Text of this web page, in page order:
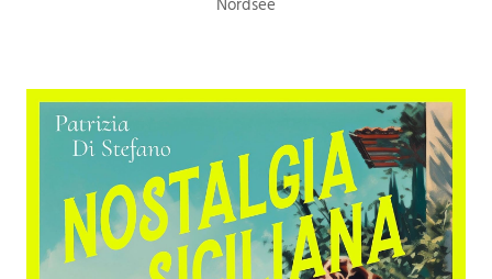
Nordsee